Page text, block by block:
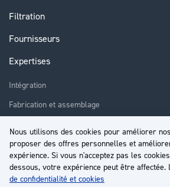
Nous utilisons des cookies pour améliorer
proposer des offres personnelles et
expérience. Si vous n'acceptez pas les
dessous, votre expérience peut être affectée.
de confidentialité et cookies
Filtration
Fournisseurs
Expertises
Intégration
Fabrication et assemblage
Réparation
Formation
À propos